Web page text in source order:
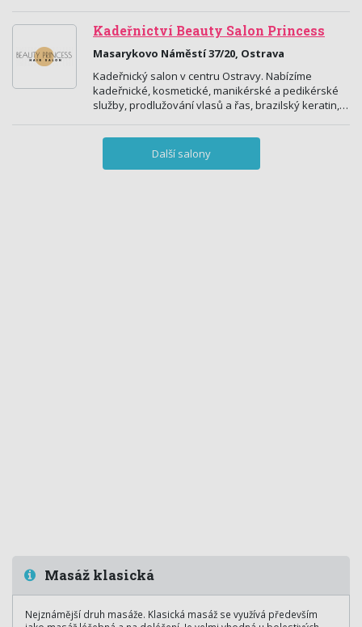
Kadeřnictví Beauty Salon Princess
Masarykovo Náměstí 37/20, Ostrava
Kadeřnický salon v centru Ostravy. Nabízíme
kadeřnické, kosmetické, manikérské a pedikérské
služby, prodlužování vlasů a řas, brazilský keratin,…
Další salony
Masáž klasická
Nejznámější druh masáže. Klasická masáž se využívá především